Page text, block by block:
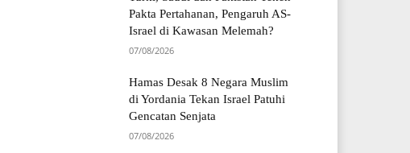
Pakta Pertahanan, Pengaruh AS-
Israel di Kawasan Melemah?
07/08/2026
Hamas Desak 8 Negara Muslim
di Yordania Tekan Israel Patuhi
Gencatan Senjata
07/08/2026